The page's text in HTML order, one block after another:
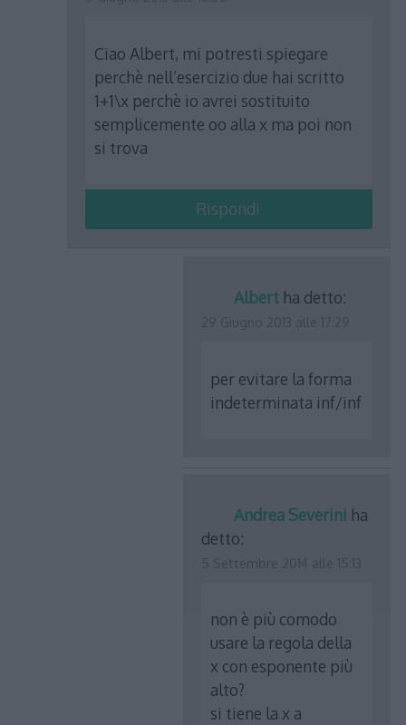
Ciao Albert, mi potresti spiegare
perchè nell’esercizio due hai scritto
1+1\x perchè io avrei sostituito
semplicemente oo alla x ma poi non
si trova
Rispondi
Albert ha detto:
per evitare la forma
indeterminata inf/inf
Andrea Severini ha
detto:
non è più comodo
usare la regola della
x con esponente più
alto?
si tiene la x a